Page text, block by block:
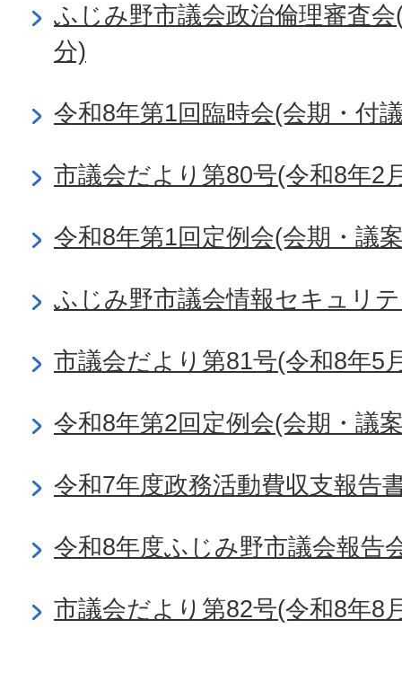
ふじみ野市議会政治倫理審査
分)
令和8年第1回臨時会(会期・付
市議会だより第80号(令和8年2
令和8年第1回定例会(会期・議
ふじみ野市議会情報セキュリ
市議会だより第81号(令和8年5
令和8年第2回定例会(会期・議
令和7年度政務活動費収支報告
令和8年度ふじみ野市議会報告
市議会だより第82号(令和8年8